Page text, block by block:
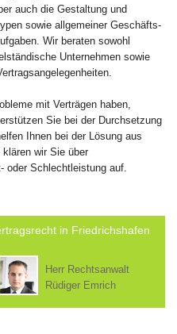
auch die Gestaltung und
sowie allgemeiner Geschäfts-
Wir beraten sowohl
Unternehmen sowie
mit Verträgen haben,
Sie bei der Durchsetzung
Ihnen bei der Lösung aus
wir Sie über
oder Schlechtleistung auf.
in Friedrichshafen
Herr Rechtsanwalt
Rüdiger Emrich